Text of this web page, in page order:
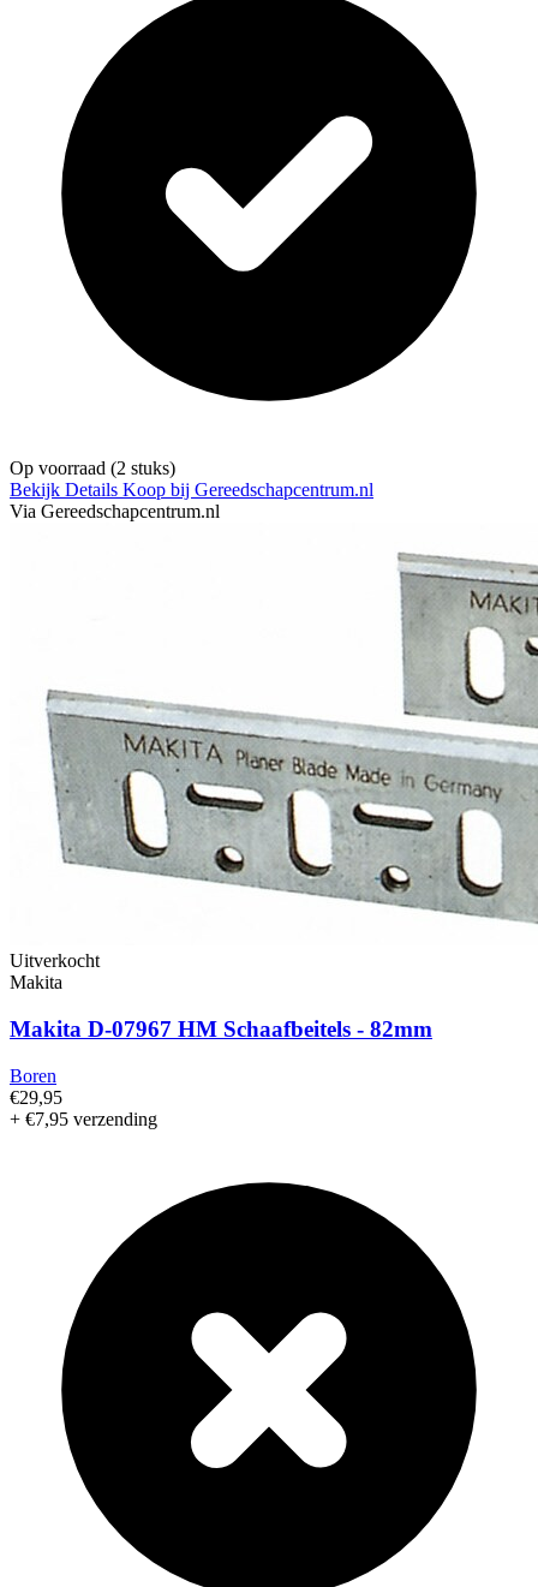
Op voorraad (2 stuks)
Bekijk Details Koop bij Gereedschapcentrum.nl
Via Gereedschapcentrum.nl
Uitverkocht
Makita
Makita D-07967 HM Schaafbeitels - 82mm
Boren
€29,95
+ €7,95 verzending